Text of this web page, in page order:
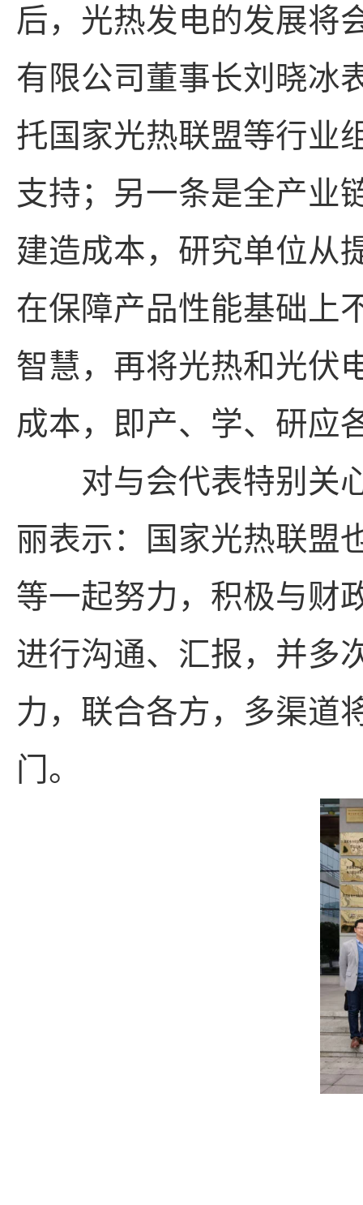
后，光热发电的发展将
有限公司董事长刘晓冰
托国家光热联盟等行业
支持；另一条是全产业
建造成本，研究单位从
在保障产品性能基础上
智慧，再将光热和光伏
成本，即产、学、研应
对与会代表特别关心
丽表示：国家光热联盟
等一起努力，积极与财
进行沟通、汇报，并多
力，联合各方，多渠道
门。